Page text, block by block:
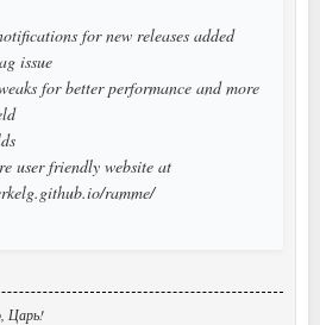
for new releases added
issue
for better performance and more
user friendly website at
ramme/
Царь!